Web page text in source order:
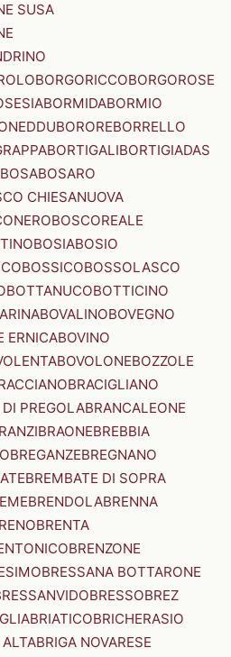
SUSA
BORGORICCOBORGOROSE
BORMIDABORMIO
BOROREBORRELLO
BORTIGALIBORTIGIADAS
BOSABOSARO
CHIESANUOVA
BOSCOREALE
BOSIABOSIO
BOSSICOBOSSOLASCO
BOTTANUCOBOTTICINO
BOVALINOBOVEGNO
ERNICABOVINO
BOVOLONEBOZZOLE
BRACIGLIANO
PREGOLABRANCALEONE
BRAONEBREBBIA
BREGANZEBREGNANO
BREMBATE DI SOPRA
BRENDOLABRENNA
BRENTA
BRENZONE
BRESSANA BOTTARONE
BRESSOBREZ
BRIATICOBRICHERASIO
ALTABRIGA NOVARESE